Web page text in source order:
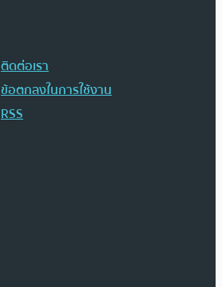
ติดต่อเรา
ข้อตกลงในการใช้งาน
RSS